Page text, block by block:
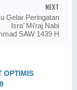
NEXT
Gelar Peringatan
Isra’ Mi’raj Nabi
SAW 1439 H
OPTIMIS